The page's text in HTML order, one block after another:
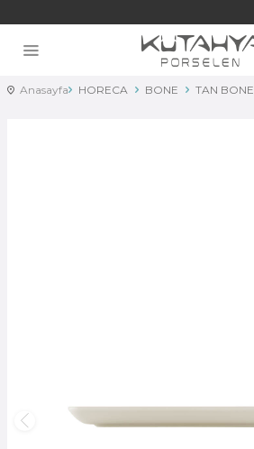
Anasayfa HORECA BONE TAN BONE